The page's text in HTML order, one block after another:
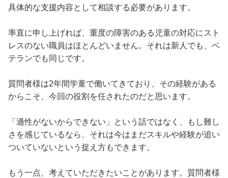
具体的な支援内容として相談する必要があります。
率直に申し上げれば、重度の障害のある児童の対応にスト
レスのない職員はほとんどいません。それは新人でも、ベ
テランでも同じです。
質問者様は2年間学童で働いてきており、その経験がある
からこそ、今回の役割を任されたのだと思います。
「適性がないからできない」という話ではなく、もし難し
さを感じているなら、それは今はまだスキルや経験が追い
ついていないという捉え方もできます。
もう一点、考えていただきたいことがあります。質問者様